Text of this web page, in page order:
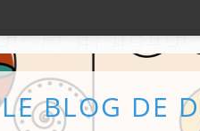
LE BLOG DE